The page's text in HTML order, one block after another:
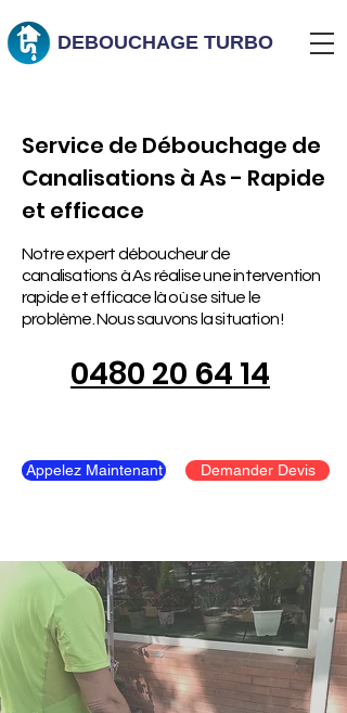
DEBOUCHAGE TURBO
Service de Débouchage de
Canalisations à As - Rapide
et efficace
Notre expert déboucheur de
canalisations à As réalise une intervention
rapide et efficace là où se situe le
problème. Nous sauvons la situation !
0480 20 64 14
Appelez Maintenant Demander Devis